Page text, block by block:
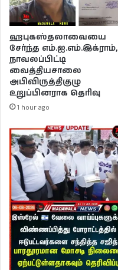
ஹபுகஸ்தலாவையை
சேர்ந்த எம்.ஐ.எம்.இக்ராம்,
நாவலப்பிட்டி
வைத்தியசாலை
அபிவிருத்திகுழு
உறுப்பினராக தெரிவு
1 hour ago